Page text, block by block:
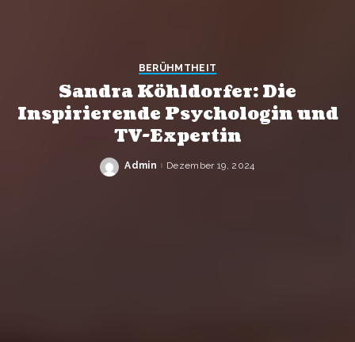
BERÜHMTHEIT
Sandra Köhldorfer: Die
Inspirierende Psychologin und
TV-Expertin
Posted
Admin Dezember 19, 2024